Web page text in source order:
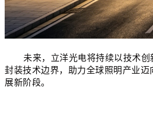
未来，立洋光电将持续以技术
封装技术边界，助力全球照明产业迈
展新阶段。